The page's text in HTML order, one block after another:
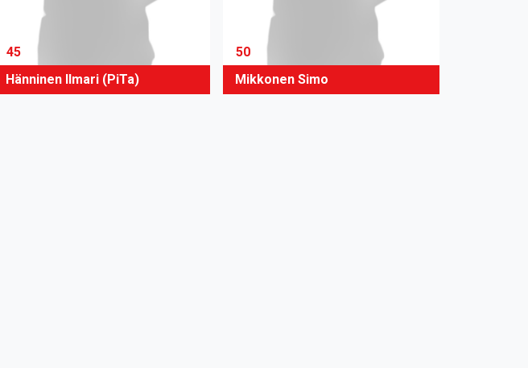
45
Hänninen Ilmari (PiTa)
50
Mikkonen Simo